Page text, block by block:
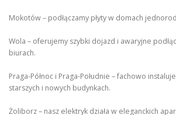
Mokotów – podłączamy płyty w domach
Wola – oferujemy szybki dojazd i awaryjne
biurach.
Praga-Północ i Praga-Południe – fachowo
starszych i nowych budynkach.
Żoliborz – nasz elektryk działa w eleganckich